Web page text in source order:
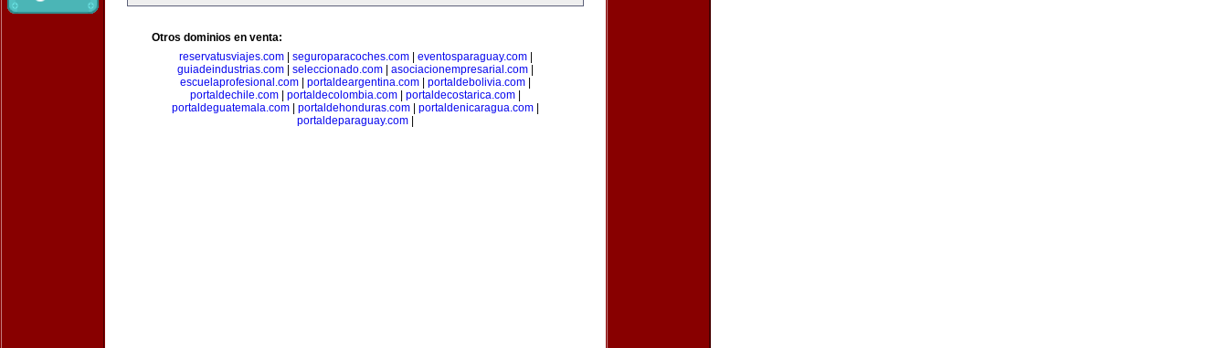
Otros dominios en venta:
reservatusviajes.com| seguroparacoches.com| eventosparaguay.com|
guiadeindustrias.com
seleccionado.com asociacionempresarial.com
escuelaprofesional.com
portaldeargentina.com portaldebolivia.com
portaldechile.com
portaldecolombia.com portaldecostarica.com
portaldeguatemala.com
portaldehonduras.com portaldenicaragua.com
portaldeparaguay.com